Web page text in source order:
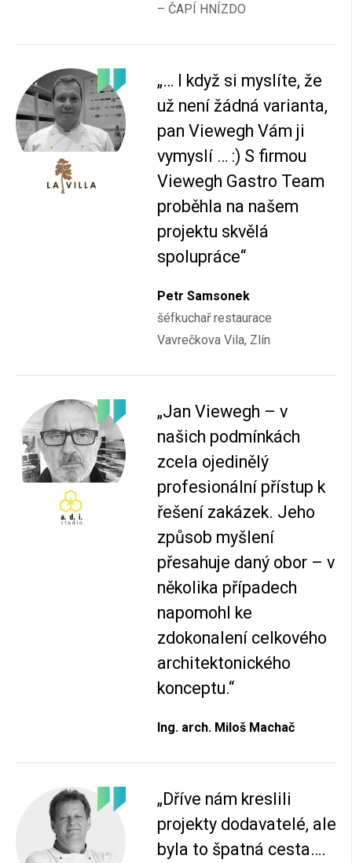
– ČAPÍ HNÍZDO
„… I když si myslíte, že
už není žádná varianta,
pan Viewegh Vám ji
vymyslí … :) S firmou
Viewegh Gastro Team
proběhla na našem
projektu skvělá
spolupráce“
Petr Samsonek
šéfkuchař restaurace
Vavrečkova Vila, Zlín
„Jan Viewegh – v
našich podmínkách
zcela ojedinělý
profesionální přístup k
řešení zakázek. Jeho
způsob myšlení
přesahuje daný obor – v
několika případech
napomohl ke
zdokonalení celkového
architektonického
konceptu.“
Ing. arch. Miloš Machač
„Dříve nám kreslili
projekty dodavatelé, ale
byla to špatná cesta….